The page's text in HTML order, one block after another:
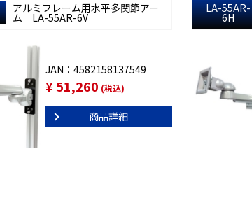
アルミフレーム用水平多関節アー
ム LA-55AR-6V
JAN：4582158137549
¥ 51,260 (税込)
商品詳細
LA-55AR-
6H